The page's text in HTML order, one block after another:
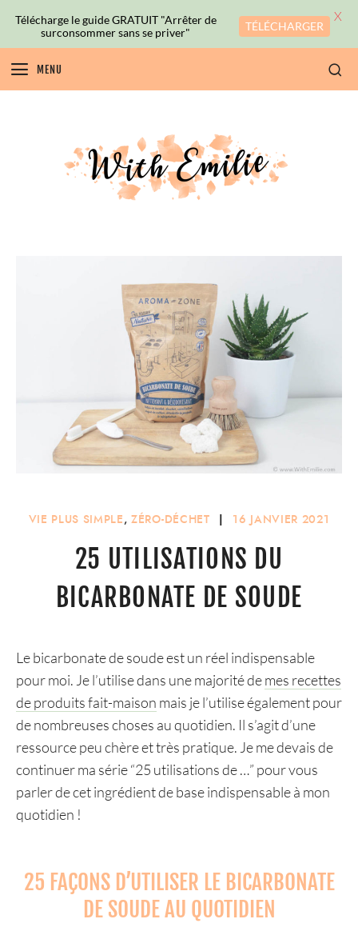
MENU
VIE PLUS SIMPLE,ZÉRO-DÉCHET | 16 JANVIER 2021
25 UTILISATIONS DU
BICARBONATE DE SOUDE
Le bicarbonate de soude est un réel indispensable
pour moi. Je l’utilise dans une majorité demes recettes
de produits fait-maison mais je l’utilise également pour
de nombreuses choses au quotidien. Il s’agit d’une
ressource peu chère et très pratique. Je me devais de
continuer ma série “25 utilisations de …” pour vous
parler de cet ingrédient de base indispensable à mon
quotidien !
25 FAÇONS D’UTILISER LE BICARBONATE
DE SOUDE AU QUOTIDIEN
Télécharge le guide GRATUIT "Arrêter de
surconsommer sans se priver"
TÉLÉCHARGER
X